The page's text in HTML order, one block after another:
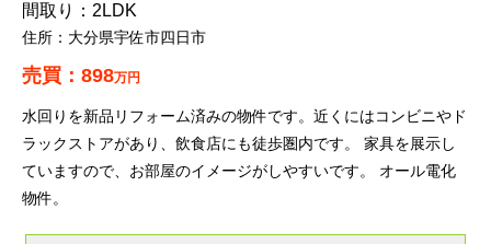
2LDK
大分県宇佐市四日市
898万円
水回りを新品リフォーム済みの物件です。近くにはコンビニやド
ラックストアがあり、飲食店にも徒歩圏内です。 家具を展示し
ていますので、お部屋のイメージがしやすいです。 オール電化
物件。